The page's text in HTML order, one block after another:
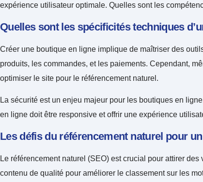
expérience utilisateur optimale. Quelles sont les
Quelles sont les spécificités techniques
Créer une boutique en ligne implique de maîtriser des
produits, les commandes, et les paiements. Cependant,
optimiser le site pour le référencement naturel.
La sécurité est un enjeu majeur pour les boutiques en
en ligne doit être responsive et offrir une expérience
Les défis du référencement naturel pour
Le référencement naturel (SEO) est crucial pour attirer
contenu de qualité pour améliorer le classement sur les